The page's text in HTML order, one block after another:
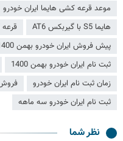
موعد قرعه کشی هایما ایران خودرو
هایما S5 با گیربکس AT6
قرعه
پیش فروش ایران خودرو بهمن 1400
ثبت نام ایران خودرو بهمن 1400
زمان ثبت نام ایران خودرو
ثبت نام ایران خودرو سه ماهه
نظر شما